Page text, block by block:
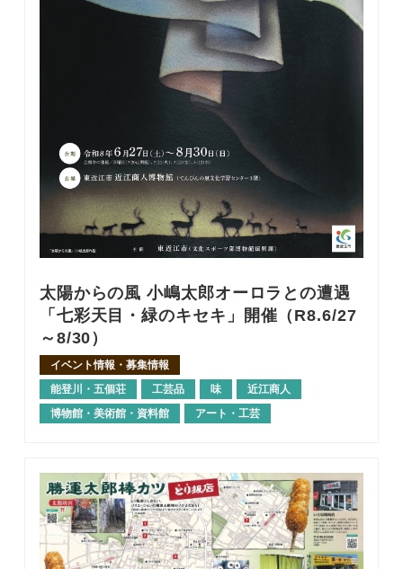
太陽からの風 小嶋太郎オーロラとの遭遇
「七彩天目・緑のキセキ」開催（R8.6/27
～8/30）
イベント情報・募集情報
能登川・五個荘
工芸品 味
近江商人
博物館・美術館・資料館
アート・工芸